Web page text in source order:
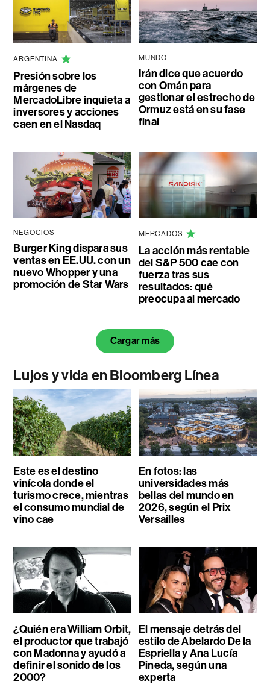
ARGENTINA
Presión sobre los
márgenes de
MercadoLibre inquieta a
inversores y acciones
caen en el Nasdaq
MUNDO
Irán dice que acuerdo
con Omán para
gestionar el estrecho de
Ormuz está en su fase
final
NEGOCIOS
Burger King dispara sus
ventas en EE.UU. con un
nuevo Whopper y una
promoción de Star Wars
MERCADOS
La acción más rentable
del S&P 500 cae con
fuerza tras sus
resultados: qué
preocupa al mercado
Cargar más
Lujos y vida en Bloomberg Línea
Este es el destino
vinícola donde el
turismo crece, mientras
el consumo mundial de
vino cae
En fotos: las
universidades más
bellas del mundo en
2026, según el Prix
Versailles
¿Quién era William Orbit,
el productor que trabajó
con Madonna y ayudó a
definir el sonido de los
2000?
El mensaje detrás del
estilo de Abelardo De la
Espriella y Ana Lucía
Pineda, según una
experta